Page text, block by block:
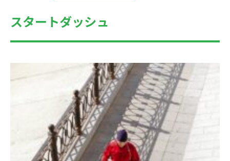
スタートダッシュ